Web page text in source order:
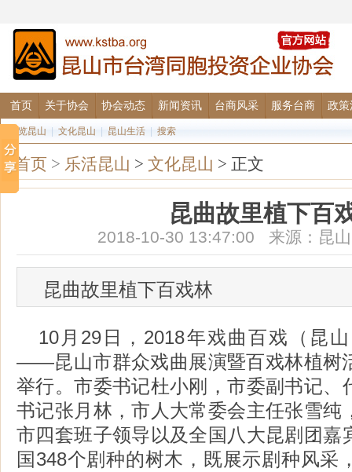
首页 关于协会 协会动态 新闻资讯 台商风采 服务台商 政策
图览昆山 文化昆山 昆山生活 搜索
首页 > 乐活昆山 > 文化昆山 > 正文
昆曲故里植下百
2018-10-30 13:47:00 来源：昆
昆曲故里植下百戏林
10月29日，2018年戏曲百戏（昆
——昆山市群众戏曲展演暨百戏林植树
举行。市委书记杜小刚，市委副书记、
书记张月林，市人大常委会主任张雪纯
市四套班子领导以及全国八大昆剧团嘉
国348个剧种的树木，既展示剧种风采